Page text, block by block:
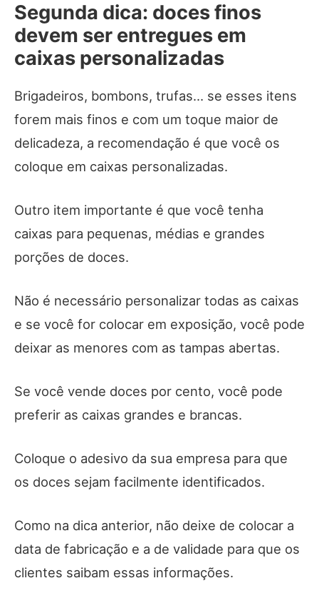
Segunda dica: doces finos
devem ser entregues em
caixas personalizadas
Brigadeiros, bombons, trufas… se esses itens
forem mais finos e com um toque maior de
delicadeza, a recomendação é que você os
coloque em caixas personalizadas.
Outro item importante é que você tenha
caixas para pequenas, médias e grandes
porções de doces.
Não é necessário personalizar todas as caixas
e se você for colocar em exposição, você pode
deixar as menores com as tampas abertas.
Se você vende doces por cento, você pode
preferir as caixas grandes e brancas.
Coloque o adesivo da sua empresa para que
os doces sejam facilmente identificados.
Como na dica anterior, não deixe de colocar a
data de fabricação e a de validade para que os
clientes saibam essas informações.